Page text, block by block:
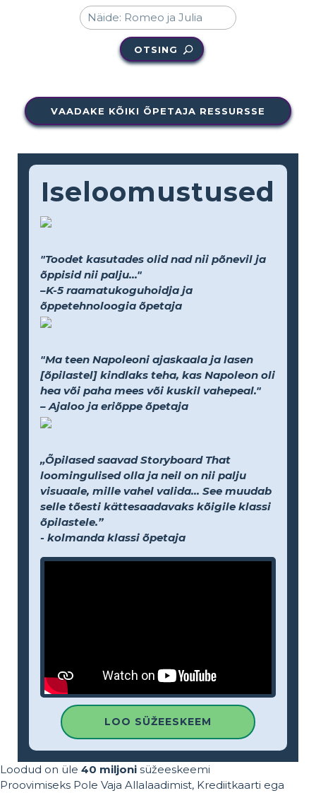
OTSING
VAADAKE KÕIKI ÕPETAJA RESSURSSE
Iseloomustused
"Toodet kasutades olid nad nii põnevil ja
õppisid nii palju..."
–K-5 raamatukoguhoidja ja
õppetehnoloogia õpetaja
"Ma teen Napoleoni ajaskaala ja lasen
[õpilastel] kindlaks teha, kas Napoleon oli
hea või paha mees või kuskil vahepeal."
– Ajaloo ja eriõppe õpetaja
„Õpilased saavad Storyboard That
loomingulised olla ja neil on nii palju
visuaale, mille vahel valida... See muudab
selle tõesti kättesaadavaks kõigile klassi
õpilastele.”
- kolmanda klassi õpetaja
LOO SÜŽEESKEEM
Loodud on üle 40 miljoni süžeeskeemi
Proovimiseks Pole Vaja Allalaadimist, Krediitkaarti ega